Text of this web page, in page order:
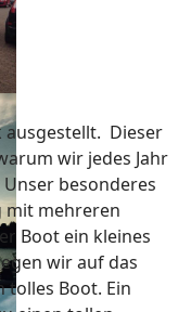
ausgestellt. Dieser
wir jedes Jahr
besonderes
mit mehreren
Boot ein kleines
wir auf das
tolles Boot. Ein